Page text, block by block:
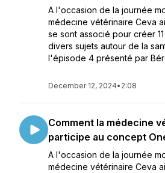
A l'occasion de la journée
médecine vétérinaire Ceva
se sont associé pour créer
divers sujets autour de la
l'épisode 4 présenté par
December 12, 2024• 2:08
Comment la médecine
participe au concept
A l'occasion de la journée
médecine vétérinaire Ceva